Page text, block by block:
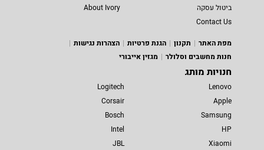
ביטול עסקה
About Ivory
Contact Us
מפת האתר
תקנון הגנת פרטיות
הצהרות נגישות
חנות מחשבים וסלולר
מגזין אייבורי
חנויות מותג
Lenovo
Apple
Samsung
HP
Xiaomi
Logitech
Corsair
Bosch
Intel
JBL